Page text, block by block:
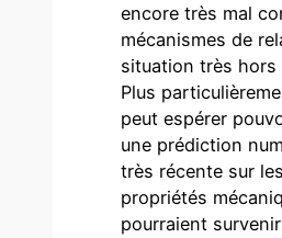
encore très mal
mécanismes de
situation très hors
Plus
peut espérer
une prédiction
très récente sur
propriétés
pourraient